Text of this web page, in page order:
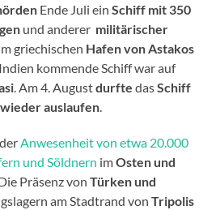
Ende Juli einSchiff mit 350
und anderer militärischer
griechischen Hafen von Astakos
Indien kommende Schiff war auf
. Am 4. Augustdurfte dasSchiff
wieder auslaufen
Anwesenheit von etwa 20.000
und Söldnern imOsten und
Präsenz vonTürken und
am Stadtrand vonTripolis